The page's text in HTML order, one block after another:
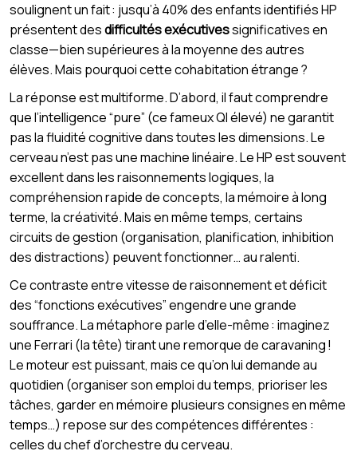
soulignent un fait : jusqu’à 40% des enfants identifiés HP
présentent desdifficultés exécutivessignificatives en
classe—bien supérieures à la moyenne des autres
élèves. Mais pourquoi cette cohabitation étrange ?
La réponse est multiforme. D’abord, il faut comprendre
que l’intelligence “pure” (ce fameux QI élevé) ne garantit
pas la fluidité cognitive dans toutes les dimensions. Le
cerveau n’est pas une machine linéaire. Le HP est souvent
excellent dans les raisonnements logiques, la
compréhension rapide de concepts, la mémoire à long
terme, la créativité. Mais en même temps, certains
circuits de gestion (organisation, planification, inhibition
des distractions) peuvent fonctionner… au ralenti.
Ce contraste entre vitesse de raisonnement et déficit
des “fonctions exécutives” engendre une grande
souffrance. La métaphore parle d’elle-même : imaginez
une Ferrari (la tête) tirant une remorque de caravaning !
Le moteur est puissant, mais ce qu’on lui demande au
quotidien (organiser son emploi du temps, prioriser les
tâches, garder en mémoire plusieurs consignes en même
temps…) repose sur des compétences différentes :
celles du chef d’orchestre du cerveau.